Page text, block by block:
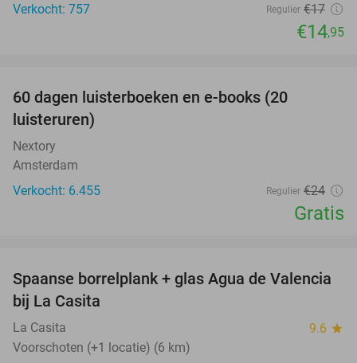
Verkocht: 757
Regulier €17
€14,95
60 dagen luisterboeken en e-books (20
luisteruren)
Nextory
Amsterdam
Verkocht: 6.455
Regulier €24
Gratis
42%
Spaanse borrelplank + glas Agua de Valencia
bij La Casita
La Casita 9.6 star
Voorschoten (+1 locatie) (6 km)